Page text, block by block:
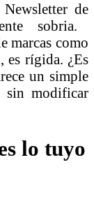
de
sobria.
marcas como
es rígida. ¿Es
un simple
modificar
lo tuyo